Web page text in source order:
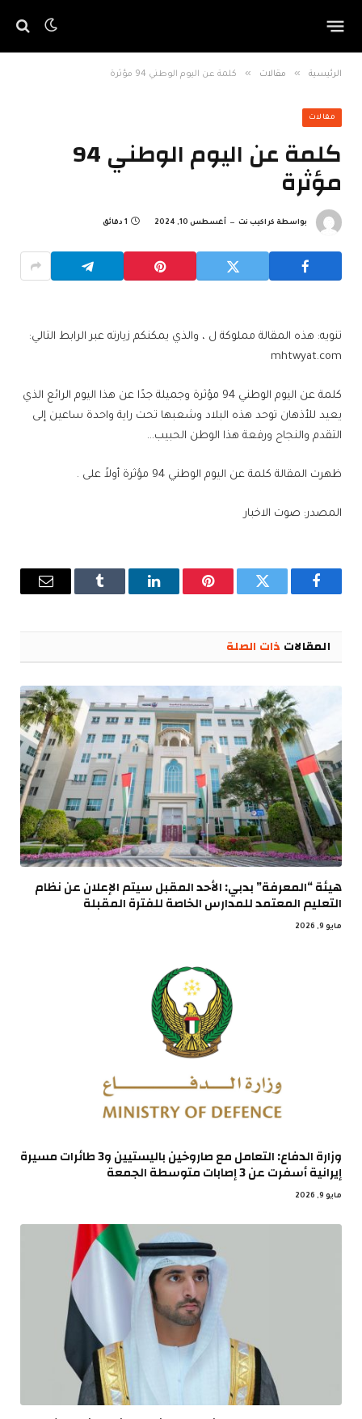
الرئيسية » مقالات » كلمة عن اليوم الوطني 94 مؤثرة
مقالات
كلمة عن اليوم الوطني 94
مؤثرة
بواسطة كراكيب نت أغسطس 10, 2024 1 دقائق
تنويه: هذه المقالة مملوكة ل ، والذي يمكنكم زيارته عبر الرابط التالي:
mhtwyat.com
كلمة عن اليوم الوطني 94 مؤثرة وجميلة جدًا عن هذا اليوم الرائع الذي
يعيد للأذهان توحد هذه البلاد وشعبها تحت راية واحدة ساعين إلى
التقدم والنجاح ورفعة هذا الوطن الحبيب…
ظهرت المقالة كلمة عن اليوم الوطني 94 مؤثرة أولاً على .
المصدر: صوت الاخبار
فيسبوك تويتر بينتيريستلينكدإن Tumblr
البريد
المقالات ذات الصلة
هيئة “المعرفة” بدبي: الأحد المقبل سيتم الإعلان عن نظام
التعليم المعتمد للمدارس الخاصة للفترة المقبلة
مايو 9, 2026
وزارة الدفاع: التعامل مع صاروخين باليستيين و3 طائرات مسيرة
إيرانية أسفرت عن 3 إصابات متوسطة الجمعة
مايو 9, 2026